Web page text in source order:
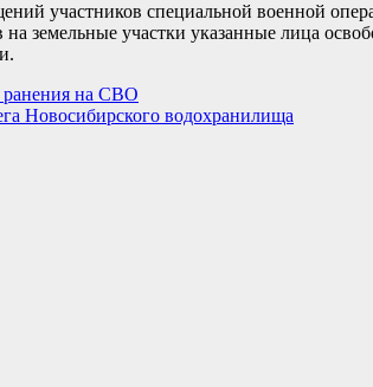
участников специальной военной
земельные участки указанные лица
ранения на СВО
Новосибирского водохранилища